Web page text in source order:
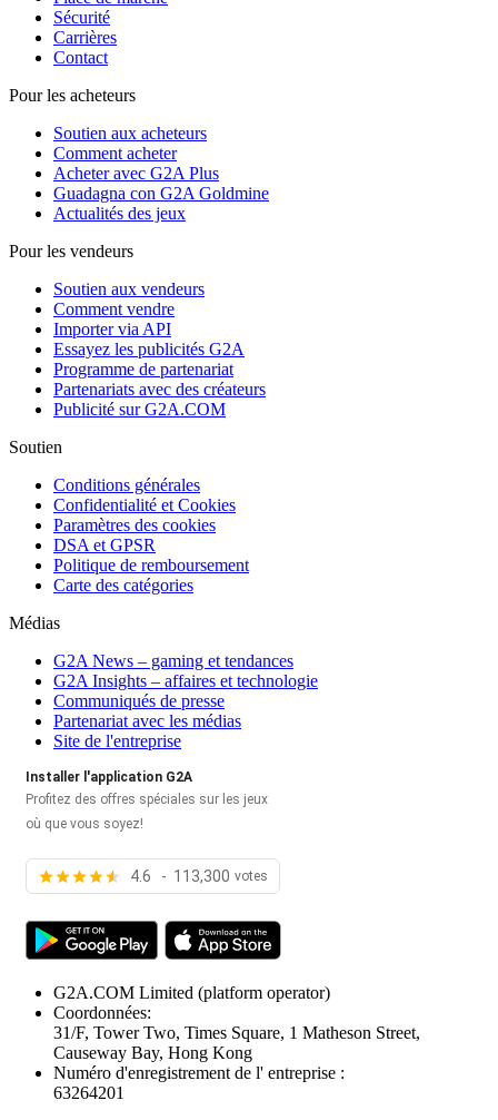
Sécurité
Carrières
Contact
Pour les acheteurs
Soutien aux acheteurs
Comment acheter
Acheter avec G2A Plus
Guadagna con G2A Goldmine
Actualités des jeux
Pour les vendeurs
Soutien aux vendeurs
Comment vendre
Importer via API
Essayez les publicités G2A
Programme de partenariat
Partenariats avec des créateurs
Publicité sur G2A.COM
Soutien
Conditions générales
Confidentialité et Cookies
Paramètres des cookies
DSA et GPSR
Politique de remboursement
Carte des catégories
Médias
G2A News – gaming et tendances
G2A Insights – affaires et technologie
Communiqués de presse
Partenariat avec les médias
Site de l'entreprise
Installer l'application G2A
Profitez des offres spéciales sur les jeux
où que vous soyez!
4.6 - 113,300 votes
G2A.COM Limited (platform operator)
Coordonnées:
31/F, Tower Two, Times Square, 1 Matheson Street,
Causeway Bay, Hong Kong
Numéro d'enregistrement de l' entreprise :
63264201